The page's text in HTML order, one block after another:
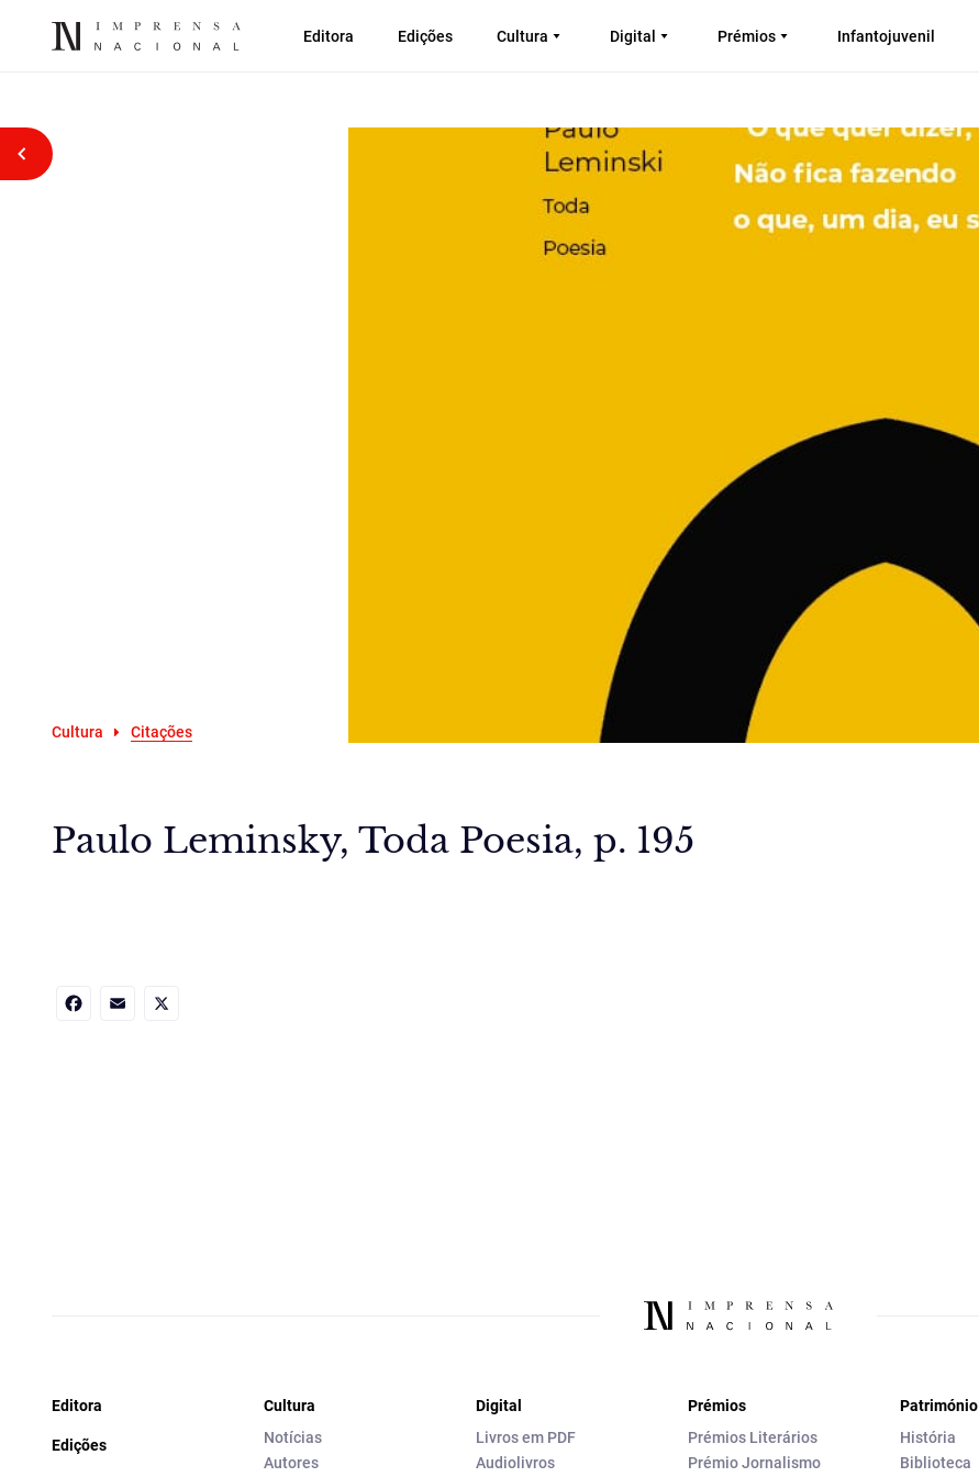
Editora Edições Cultura Digital Prémios Infantojuvenil
Voltar atrás
Cultura Citações
Paulo Leminsky, Toda Poesia, p. 195
Editora
Edições
Cultura
Notícias
Autores
Digital
Livros em PDF
Audiolivros
Prémios
Prémios Literários
Prémio Jornalismo
Património
História
Biblioteca